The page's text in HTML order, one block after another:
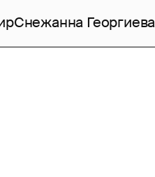
Снежанна Георгиева